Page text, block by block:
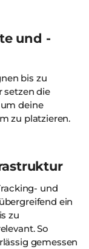
und -
bis zu
setzen die
deine
zu platzieren.
und
ein
zu
So
gemessen